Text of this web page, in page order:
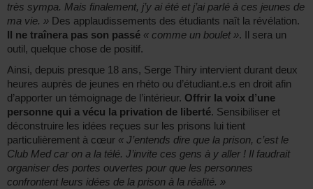
très sympa. Mais finalement, j’y ai été et j’ai parlé à ces jeunes de
ma vie. » Des applaudissements des étudiants naît la révélation.
Il ne traînera pas son passé « comme un boulet ». Il sera un
outil, quelque chose de positif.
Ainsi, depuis presque 18 ans, Serge Thiry intervient durant deux
heures auprès de jeunes en rhéto ou d’étudiant.e.s en droit afin
d’apporter un témoignage de l’intérieur. Offrir la voix d’une
personne qui a vécu la privation de liberté. Sensibiliser et
déconstruire les idées reçues sur les prisons lui tient
particulièrement à cœur « J’entends dire que la prison, c’est le
Club Med car on a la télé. J’invite ces gens à y aller ! Il faudrait
organiser des portes ouvertes pour que les personnes
confrontent leurs idées de la prison à la réalité. »